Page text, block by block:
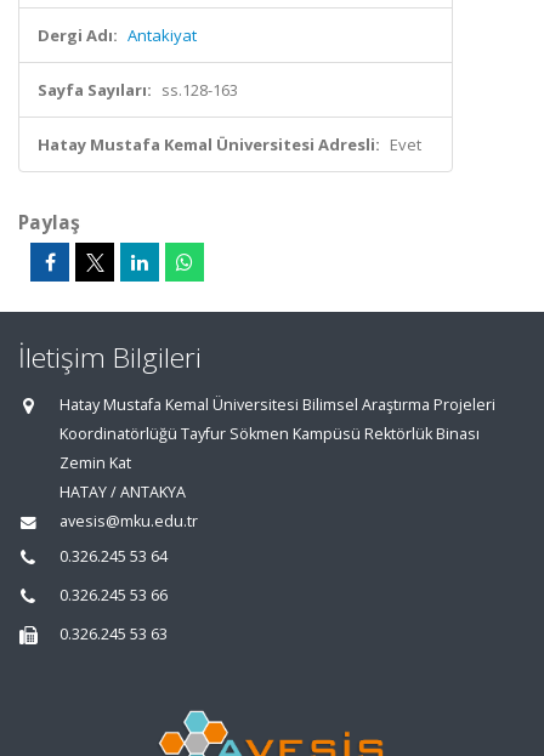
Dergi Adı: Antakiyat
Sayfa Sayıları: ss.128-163
Hatay Mustafa Kemal Üniversitesi Adresli: Evet
Paylaş
İletişim Bilgileri
Hatay Mustafa Kemal Üniversitesi Bilimsel Araştırma Projeleri
Koordinatörlüğü Tayfur Sökmen Kampüsü Rektörlük Binası
Zemin Kat
HATAY / ANTAKYA
avesis@mku.edu.tr
0.326.245 53 64
0.326.245 53 66
0.326.245 53 63